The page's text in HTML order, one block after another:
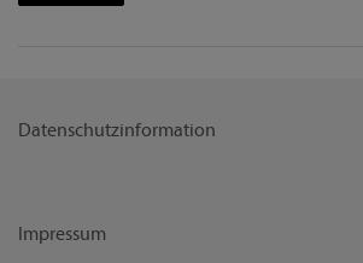
Datenschutzinformation
Impressum